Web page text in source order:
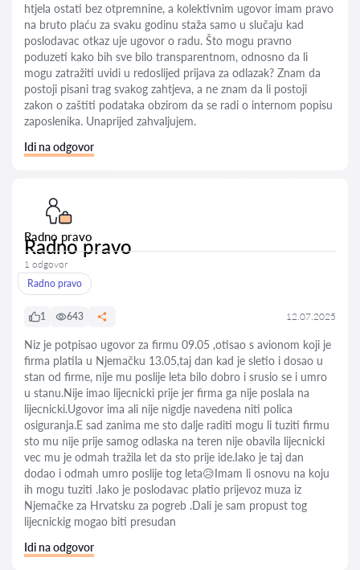
htjela ostati bez otpremnine, a kolektivnim ugovor imam pravo
na bruto plaću za svaku godinu staža samo u slučaju kad
poslodavac otkaz uje ugovor o radu. Što mogu pravno
poduzeti kako bih sve bilo transparentnom, odnosno da li
mogu zatražiti uvidi u redoslijed prijava za odlazak? Znam da
postoji pisani trag svakog zahtjeva, a ne znam da li postoji
zakon o zaštiti podataka obzirom da se radi o internom popisu
zaposlenika. Unaprijed zahvaljujem.
Idi na odgovor
Radno pravo
Radno pravo
1 odgovor
Radno pravo
1 643 12.07.2025
Niz je potpisao ugovor za firmu 09.05 ,otisao s avionom koji je
firma platila u Njemačku 13.05,taj dan kad je sletio i dosao u
stan od firme, nije mu poslije leta bilo dobro i srusio se i umro
u stanu.Nije imao lijecnicki prije jer firma ga nije poslala na
lijecnicki.Ugovor ima ali nije nigdje navedena niti polica
osiguranja.E sad zanima me sto dalje raditi mogu li tuziti firmu
sto mu nije prije samog odlaska na teren nije obavila lijecnicki
vec mu je odmah tražila let da sto prije ide.Iako je taj dan
dodao i odmah umro poslije tog leta😥Imam li osnovu na koju
ih mogu tuziti .Iako je poslodavac platio prijevoz muza iz
Njemačke za Hrvatsku za pogreb .Dali je sam propust tog
lijecnickig mogao biti presudan
Idi na odgovor